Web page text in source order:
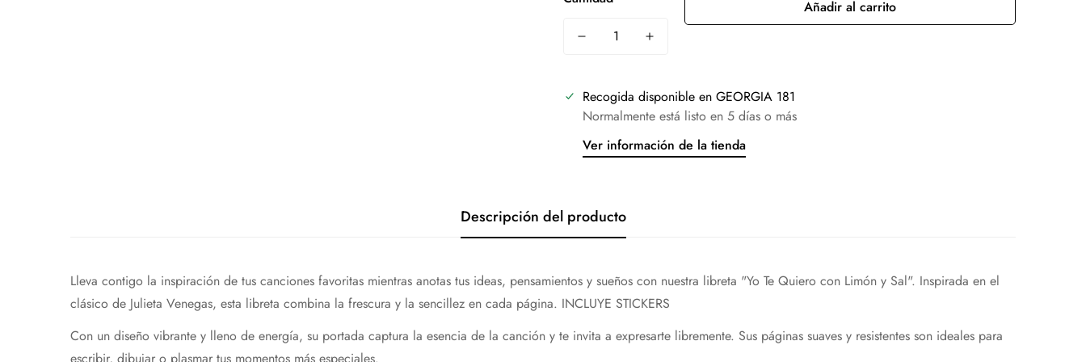
Añadir al carrito
Recogida disponible en GEORGIA 181
Normalmente está listo en 5 días o más
Ver información de la tienda
Descripción del producto
Lleva contigo la inspiración de tus canciones favoritas mientras anotas tus ideas, pensamientos y sueños con nuestra libreta "Yo Te Quiero con Limón y Sal". Inspirada en el
clásico de Julieta Venegas, esta libreta combina la frescura y la sencillez en cada página. INCLUYE STICKERS
Con un diseño vibrante y lleno de energía, su portada captura la esencia de la canción y te invita a expresarte libremente. Sus páginas suaves y resistentes son ideales para